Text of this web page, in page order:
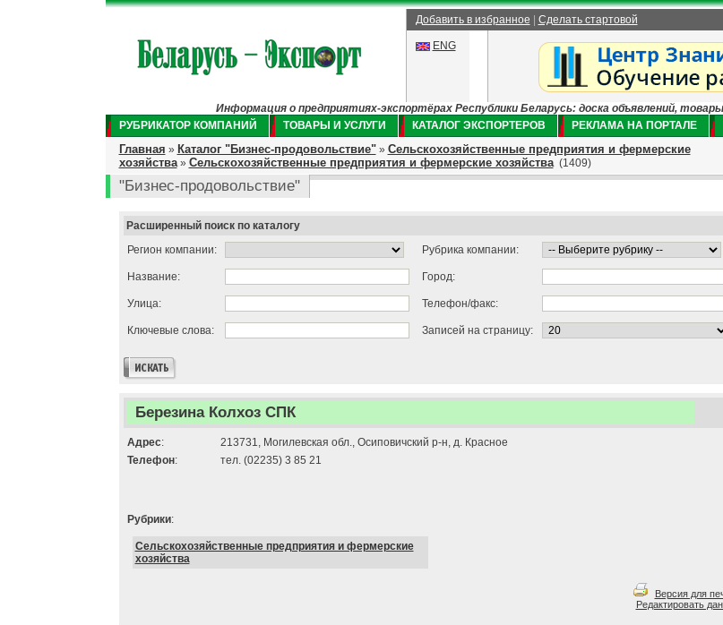
Добавить в избранное Сделать стартовой
ENG
Информация о предприятиях-экспортёрах Республики Беларусь: доска объявлений,
РУБРИКАТОР КОМПАНИЙ
ТОВАРЫ И УСЛУГИ КАТАЛОГ ЭКСПОРТЕРОВ РЕКЛАМА НА ПОРТАЛЕ
Главная » Каталог "Бизнес-продовольствие"» Сельскохозяйственные предприятия и фермерские
хозяйства» Сельскохозяйственные предприятия и фермерские хозяйства(1409)
"Бизнес-продовольствие"
Расширенный поиск по каталогу
Регион компании:
Рубрика компании:
Название: Город:
Улица: Телефон/факс:
Ключевые слова: Записей на страницу:
Березина Колхоз СПК
Адрес:
213731, Могилевская обл., Осиповичский р-н, д. Красное
Телефон: тел. (02235) 3 85 21
Рубрики:
Сельскохозяйственные предприятия и фермерские
хозяйства
Версия для
Редактировать